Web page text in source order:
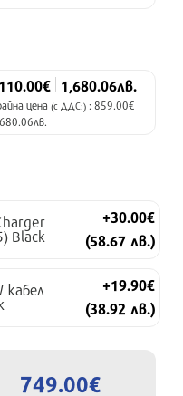
1,680.06лв.
цена (с ДДС:) : 859.00€
Black
+30.00€
(58.67 лв.)
кабел
+19.90€
(38.92 лв.)
749.00€